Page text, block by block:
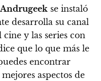
Andrugeek se instaló
desarrolla su canal
y las series con
que lo que más le
encontrar
aspectos de